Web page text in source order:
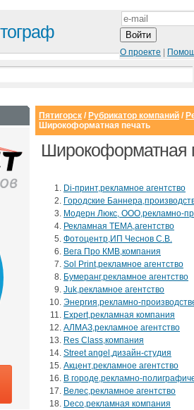
О проекте
Пятигорск / Рубрикатор компаний /
Широкоформатная печать
Широкоформатная
Di-принт,рекламное агентство
Городские
Модерн Люкс, ООО,рекламно-
Рекламная ТЕМА,агентство
Фотоцентр,ИП Чеснов С.В.
Вега Про КМВ,компания
Sol Print,рекламное агентство
Бумеранг,рекламное агентство
Juk,рекламное агентство
Энергия,рекламно-
Expert,рекламная компания
АЛМАЗ,рекламное агентство
Res Class,компания
Street angel,дизайн-студия
Акцент,рекламное агентство
В городе,рекламно-
Велес,рекламное агентство
Deco,рекламная компания
Сайт с каталогом
от 6500 руб.